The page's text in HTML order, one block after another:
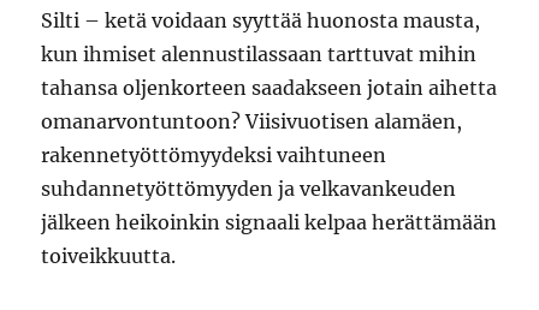
Silti – ketä voidaan syyttää huonosta mausta,
kun ihmiset alennustilassaan tarttuvat mihin
tahansa oljenkorteen saadakseen jotain aihetta
omanarvontuntoon? Viisivuotisen alamäen,
rakennetyöttömyydeksi vaihtuneen
suhdannetyöttömyyden ja velkavankeuden
jälkeen heikoinkin signaali kelpaa herättämään
toiveikkuutta.